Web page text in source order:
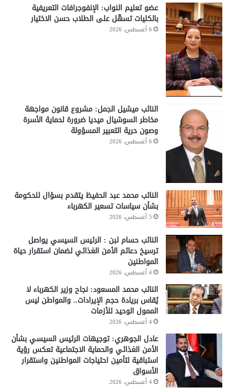
عضو تعليم النواب: الإنفوجرافات التعريفية
بالكليات تسهّل على الطلاب حسن الاختيار
6 أغسطس، 2026
النائب ميشيل الجمل: مشروع قانون مواجهة
مخاطر السوشيال ميديا ضرورة لحماية الأسرة
وصون حرية التعبير المسؤولة
6 أغسطس، 2026
النائب محمد عبد الحفيظ يتقدم بسؤال للحكومة
بشأن سياسات تسعير الكهرباء
5 أغسطس، 2026
النائب حسام لبن : الرئيس السيسي يواصل
ترسيخ دعائم الأمن الغذائي لضمان استقرار حياة
المواطنين
4 أغسطس، 2026
النائب محمد المسعود: نجاح وزير الكهرباء لا
يُقاس بريادة حجم الإيرادات.. والمواطن ليس
الممول الوحيد للأزمات
4 أغسطس، 2026
عادل الجوهري: توجيهات الرئيس السيسي بشأن
الأمن الغذائي والحماية الاجتماعية تعكس رؤية
استباقية لتأمين احتياجات المواطنين واستقرار
الأسواق
4 أغسطس، 2026